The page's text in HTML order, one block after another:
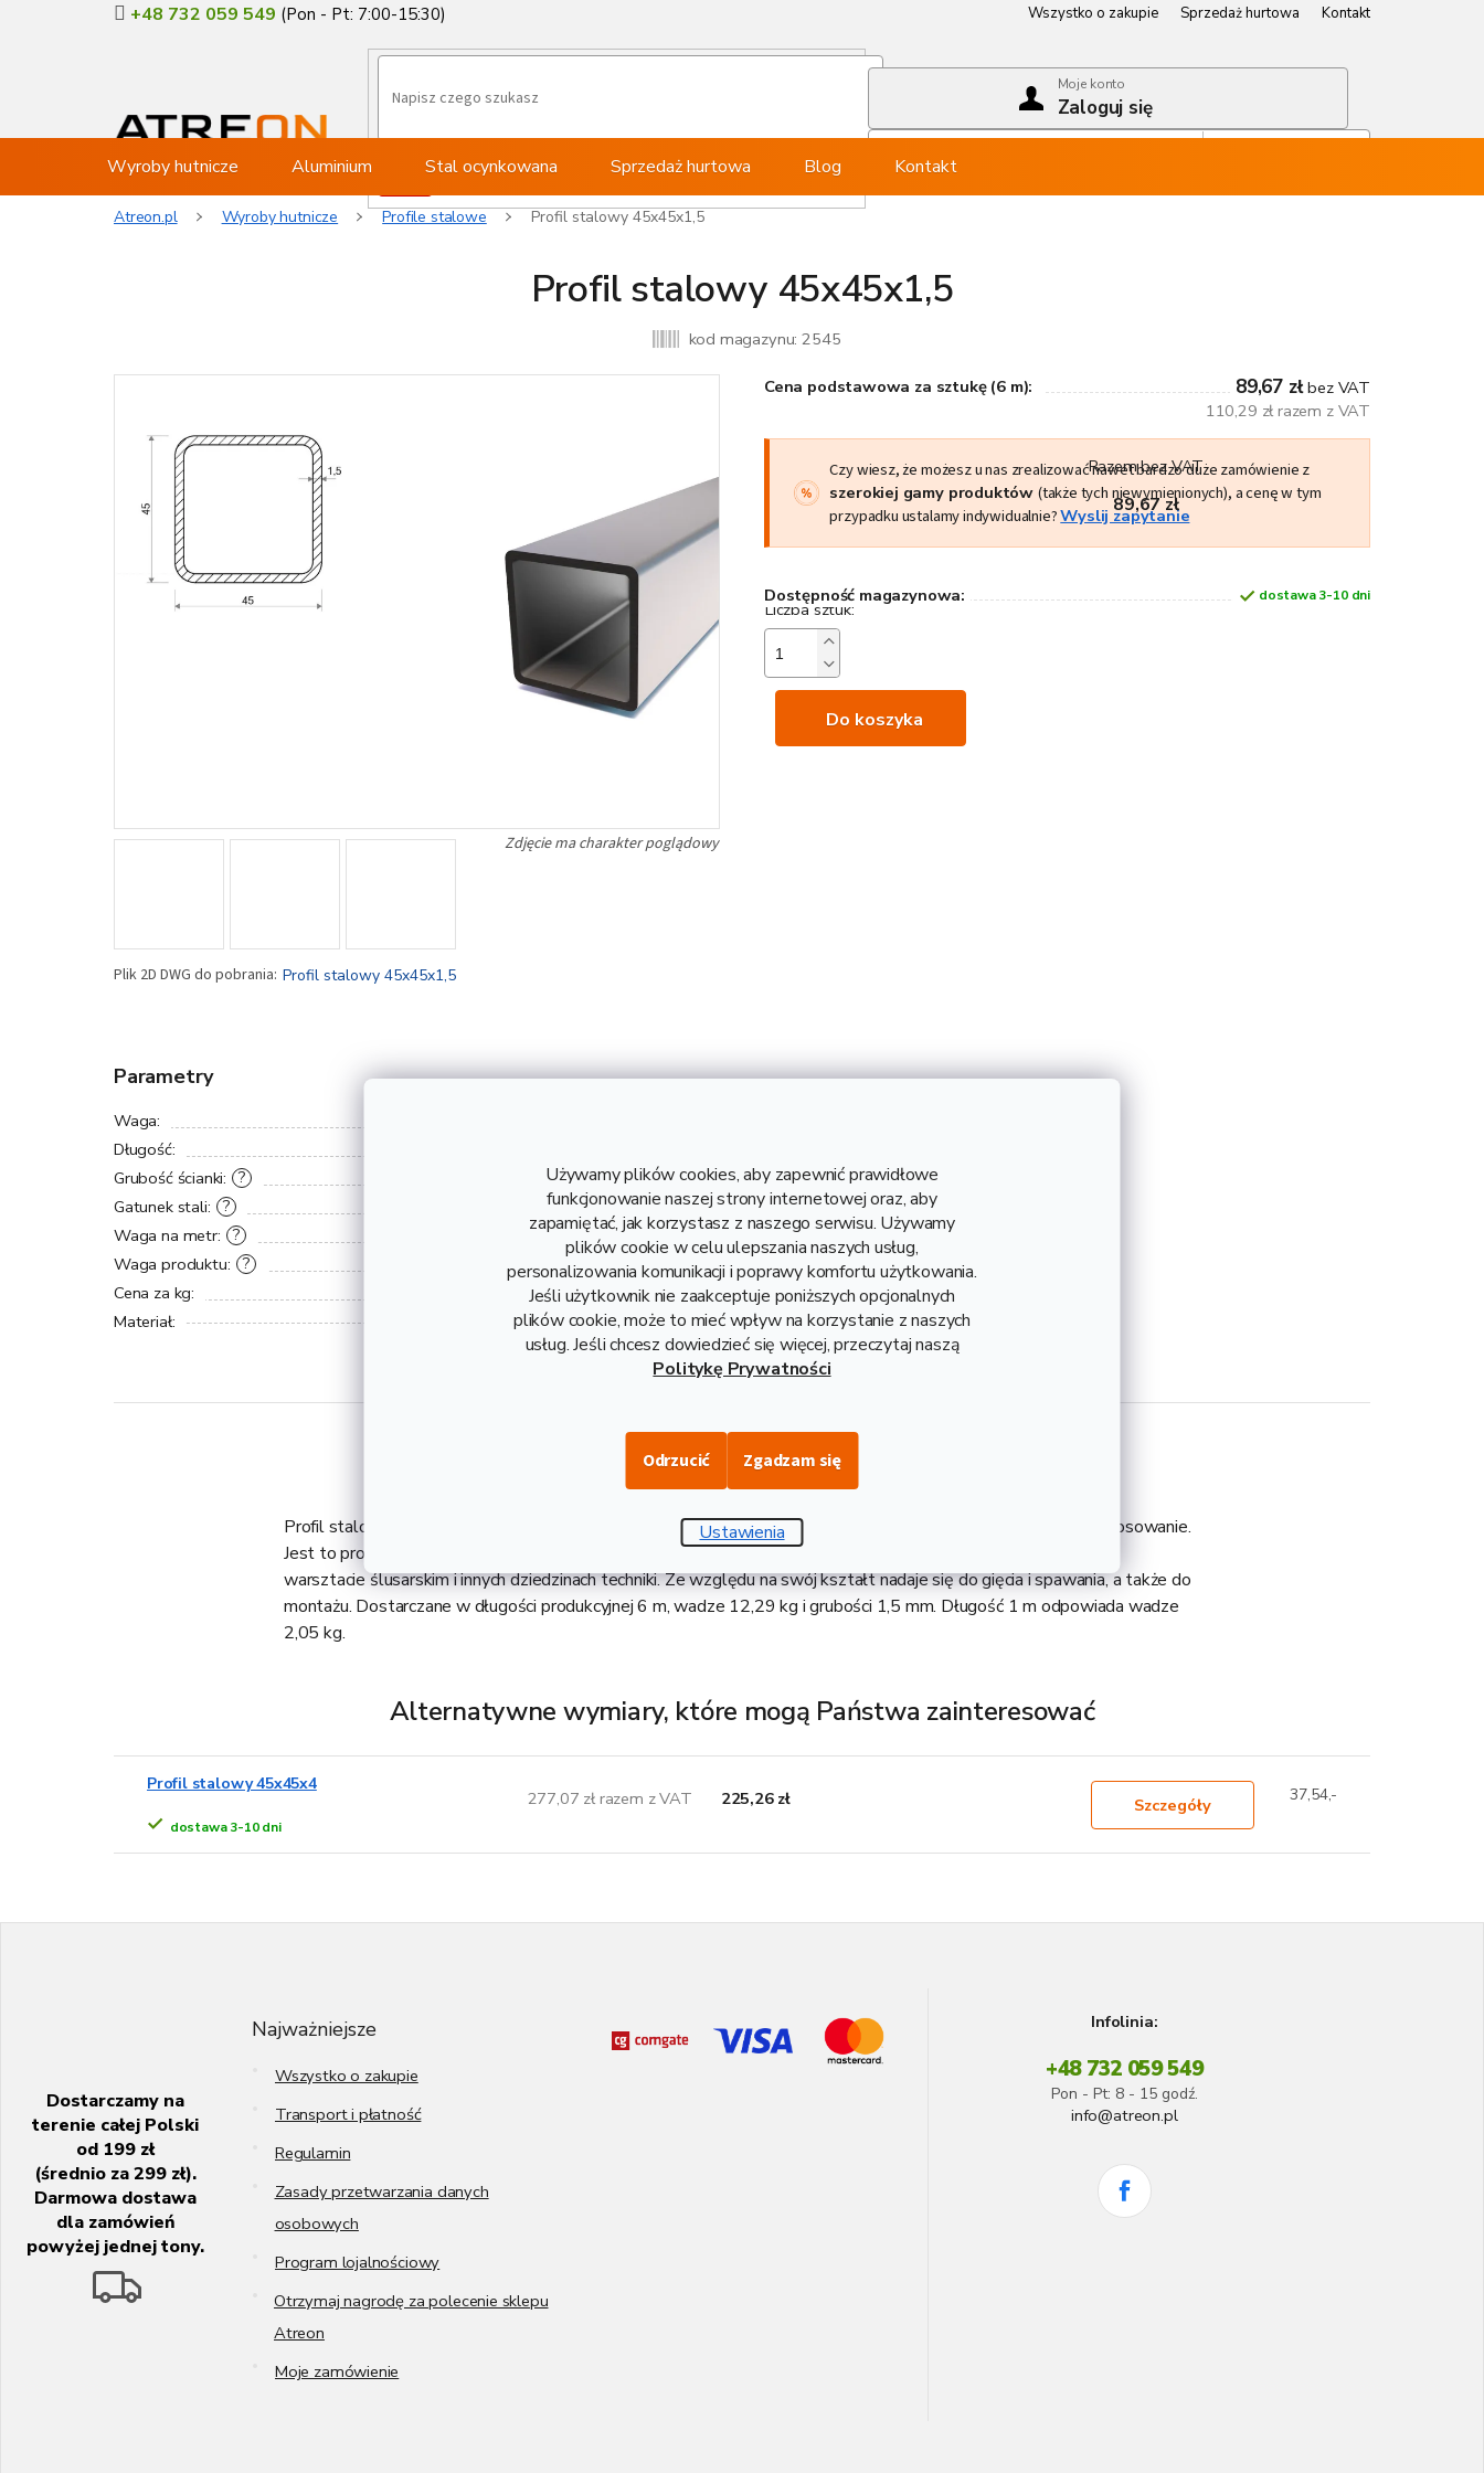
Używamy plików cookies, aby zapewnić prawidłowe
funkcjonowanie naszej strony internetowej oraz, aby
zapamiętać, jak korzystasz z naszego serwisu. Używamy
plików cookie w celu ulepszania naszych usług,
personalizowania komunikacji i poprawy komfortu użytkowania.
Jeśli użytkownik nie zaakceptuje poniższych opcjonalnych
plików cookie, może to mieć wpływ na korzystanie z naszych
usług. Jeśli chcesz dowiedzieć się więcej, przeczytaj naszą
Politykę Prywatności
Ustawienia
Odrzucić Zgadzam się
+48 732 059 549 Wszystko o zakupie Sprzedaż hurtowa
Kontakt
Moje konto
Zaloguj się
Wyroby hutnicze Aluminium Stal ocynkowana Sprzedaż hurtowa Blog Kontakt
Atreon.pl Wyroby hutnicze Profile stalowe Profil stalowy 45x45x1,5
Profil stalowy 45x45x1,5
kod magazynu: 2545
Profil stalowy 45x45x1,5
Cena podstawowa za sztukę (6 m): 89,67 złbez VAT
110,29 zł razem z VAT
Czy wiesz, że możesz u nas zrealizować nawet bardzo duże zamówienie z
szerokiej gamy produktów (także tych niewymienionych), a cenę w tym
przypadku ustalamy indywidualnie?Wyslij zapytanie
Dostępność magazynowa: dostawa 3-10 dni
Do koszyka
Razem bez VAT
89,67 zł
Parametry
Waga:
Długość:
?
Grubość ścianki: 1,5 mm
?
Gatunek stali: S235
?
Waga na metr: 2,05 kg
?
Waga produktu: 12,29 kg
Cena za kg: 7,29 zł bez VAT
Materiał: Stal
Opis i danne techniczne
Profil stalowy 45x45x1,5 walcowany na gorąco bez obróbki powierzchniowej o jakości S235 ma szerokie zastosowanie.
Jest to profil stalowy kwadratowy zamknięty, który gwarantuje spawalność i znajdzie zastosowanie głównie w
warsztacie ślusarskim i innych dziedzinach techniki. Ze względu na swój kształt nadaje się do gięcia i spawania, a także do
montażu. Dostarczane w długości produkcyjnej 6 m, wadze 12,29 kg i grubości 1,5 mm. Długość 1 m odpowiada wadze
2,05 kg.
Alternatywne wymiary, które mogą Państwa zainteresować
Profil stalowy 45x45x4
dostawa 3-10 dni
277,07 zł razem z VAT 225,26 zł Szczegóły 37,54,-
Dostarczamy na
terenie całej Polski
od 199 zł
(średnio za 299 zł).
Darmowa dostawa
dla zamówień
powyżej jednej tony.
Najważniejsze
Wszystko o zakupie
Transport i płatność
Regulamin
Zasady przetwarzania danych
osobowych
Program lojalnościowy
Otrzymaj nagrodę za polecenie sklepu
Atreon
Moje zamówienie
Infolinia:
+48 732 059 549
Pon - Pt: 8 - 15 godź.
info@atreon.pl